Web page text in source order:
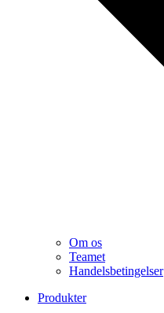
Om os
Teamet
Handelsbetingelser
Produkter